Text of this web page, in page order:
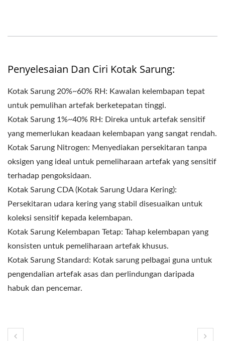
Penyelesaian Dan Ciri Kotak Sarung:
Kotak Sarung 20%~60% RH: Kawalan kelembapan tepat
untuk pemulihan artefak berketepatan tinggi.
Kotak Sarung 1%~40% RH: Direka untuk artefak sensitif
yang memerlukan keadaan kelembapan yang sangat rendah.
Kotak Sarung Nitrogen: Menyediakan persekitaran tanpa
oksigen yang ideal untuk pemeliharaan artefak yang sensitif
terhadap pengoksidaan.
Kotak Sarung CDA (Kotak Sarung Udara Kering):
Persekitaran udara kering yang stabil disesuaikan untuk
koleksi sensitif kepada kelembapan.
Kotak Sarung Kelembapan Tetap: Tahap kelembapan yang
konsisten untuk pemeliharaan artefak khusus.
Kotak Sarung Standard: Kotak sarung pelbagai guna untuk
pengendalian artefak asas dan perlindungan daripada
habuk dan pencemar.